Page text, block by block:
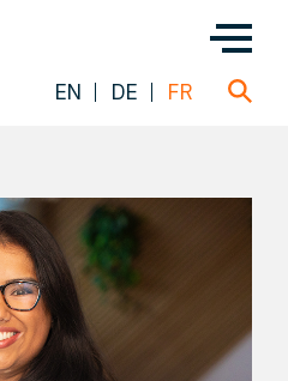
de nous
équipe
EN DE FR